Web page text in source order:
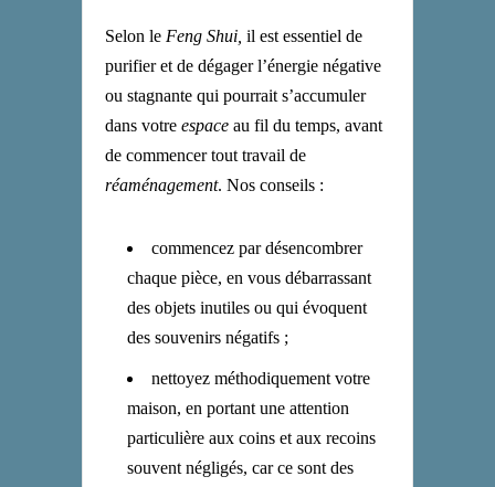
Selon le Feng Shui, il est essentiel de
purifier et de dégager l’énergie négative
ou stagnante qui pourrait s’accumuler
dans votre espace au fil du temps, avant
de commencer tout travail de
réaménagement. Nos conseils :
commencez par désencombrer
chaque pièce, en vous débarrassant
des objets inutiles ou qui évoquent
des souvenirs négatifs ;
nettoyez méthodiquement votre
maison, en portant une attention
particulière aux coins et aux recoins
souvent négligés, car ce sont des